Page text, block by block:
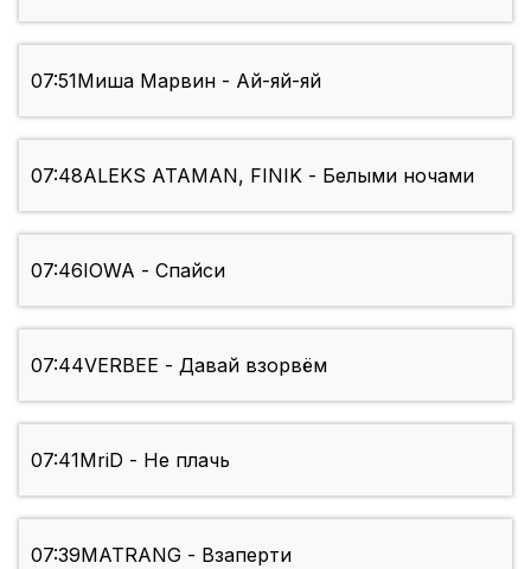
07:51Миша Марвин - Ай-яй-яй
07:48ALEKS ATAMAN, FINIK - Белыми ночами
07:46IOWA - Спайси
07:44VERBEE - Давай взорвём
07:41MriD - Не плачь
07:39MATRANG - Взаперти